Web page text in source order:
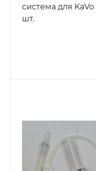
система для KaVo
шт.